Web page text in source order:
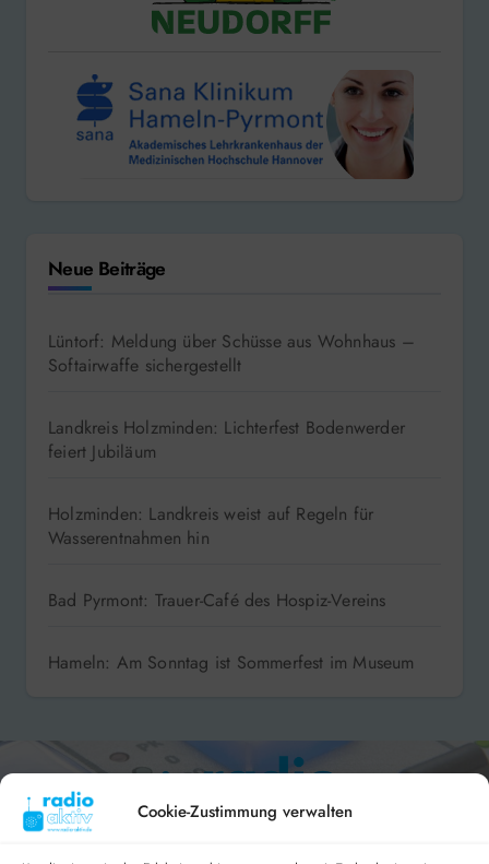
Cookie-Zustimmung verwalten
Neue Beiträge
Lüntorf: Meldung über Schüsse aus Wohnhaus –
Softairwaffe sichergestellt
Landkreis Holzminden: Lichterfest Bodenwerder
feiert Jubiläum
Holzminden: Landkreis weist auf Regeln für
Wasserentnahmen hin
Bad Pyrmont: Trauer-Café des Hospiz-Vereins
Hameln: Am Sonntag ist Sommerfest im Museum